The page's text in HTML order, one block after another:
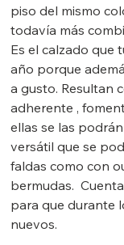
piso del mismo
todavía más
Es el calzado que
año porque
a gusto. Resultan
adherente ,
ellas se las
versátil que se
faldas como con
bermudas.
para que durante
nuevos.